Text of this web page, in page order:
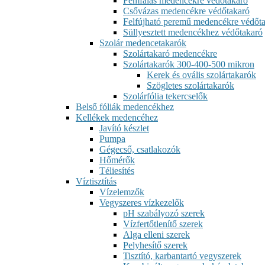
Csővázas medencékre védőtakaró
Felfújható peremű medencékre
Süllyesztett medencékhez védőtakaró
Szolár medencetakarók
Szolártakaró medencékre
Szolártakarók 300-400-500 mikron
Kerek és ovális szolártakarók
Szögletes szolártakarók
Szolárfólia tekercselők
Belső fóliák medencékhez
Kellékek medencéhez
Javító készlet
Pumpa
Gégecső, csatlakozók
Hőmérők
Téliesítés
Víztisztítás
Vízelemzők
Vegyszeres vízkezelők
pH szabályozó szerek
Vízfertőtlenítő szerek
Alga elleni szerek
Pelyhesítő szerek
Tisztító, karbantartó vegyszerek